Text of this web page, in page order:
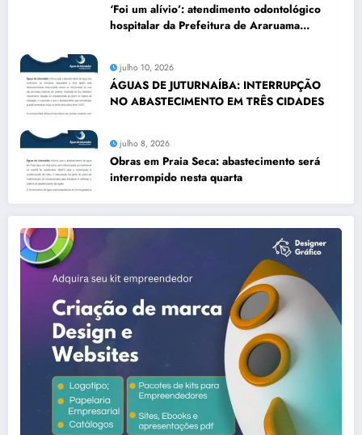
‘Foi um alívio’: atendimento odontológico
hospitalar da Prefeitura de Araruama
julho 10, 2026
ÁGUAS DE JUTURNAÍBA: INTERRUPÇÃO
NO ABASTECIMENTO EM TRÊS CIDADES
julho 8, 2026
Obras em Praia Seca: abastecimento será
interrompido nesta quarta